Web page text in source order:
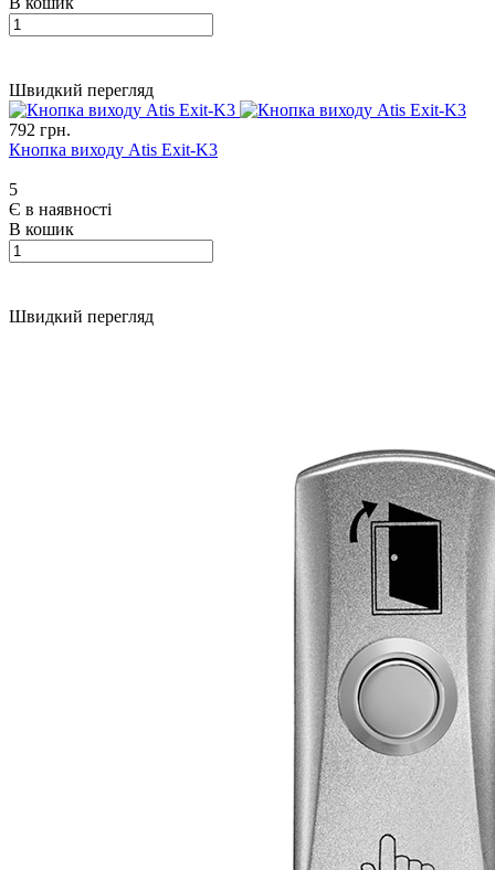
Швидкий перегляд
792 грн.
Кнопка виходу Atis Exit-K3
5
Є в наявності
В кошик
Швидкий перегляд